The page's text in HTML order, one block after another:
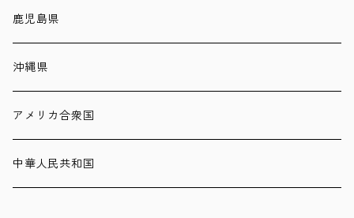
鹿児島県
沖縄県
アメリカ合衆国
中華人民共和国